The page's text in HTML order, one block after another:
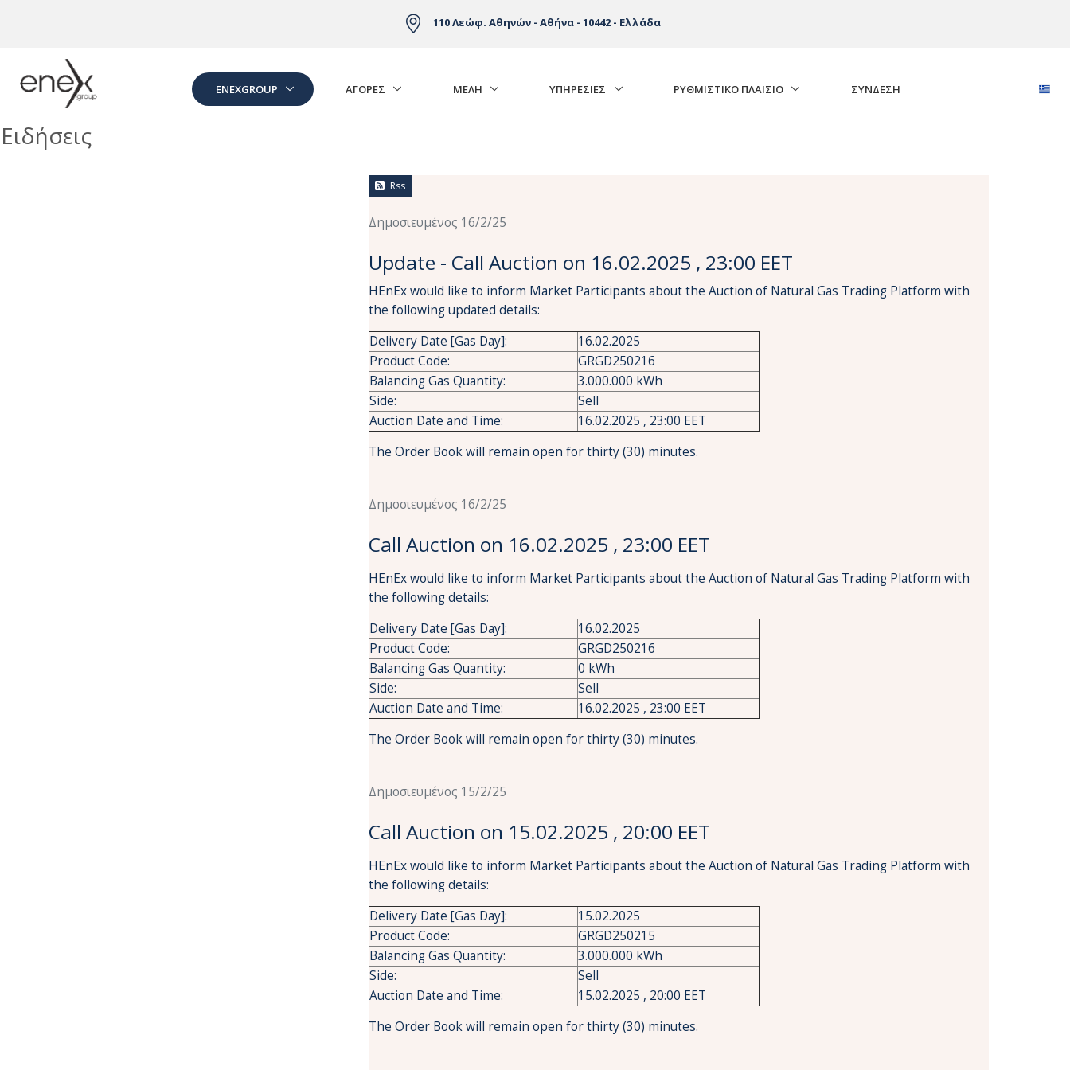
110 Λεώφ. Αθηνών - Αθήνα - 10442 - Ελλάδα
ENEXGROUP ΑΓΟΡΈΣ ΜΕΛΗ ΥΠΗΡΕΣΙΕΣ ΡΥΘΜΙΣΤΙΚΟ ΠΛΑΙΣΙΟ ΣΎΝΔΕΣΗ
Ειδήσεις
Rss
Δημοσιευμένος 16/2/25
Update - Call Auction on 16.02.2025 , 23:00 EET
HEnEx would like to inform Market Participants about the Auction of Natural Gas Trading Platform with
the following updated details:
Delivery Date [Gas Day]:
16.02.2025
Product Code:
GRGD250216
Balancing Gas Quantity:
3.000.000 kWh
Side:
Sell
Auction Date and Time:
16.02.2025 , 23:00 EET
The Order Book will remain open for thirty (30) minutes.
Δημοσιευμένος 16/2/25
Call Auction on 16.02.2025 , 23:00 EET
HEnEx would like to inform Market Participants about the Auction of Natural Gas Trading Platform with
the following details:
Delivery Date [Gas Day]:
16.02.2025
Product Code:
GRGD250216
Balancing Gas Quantity:
0 kWh
Side:
Sell
Auction Date and Time:
16.02.2025 , 23:00 EET
The Order Book will remain open for thirty (30) minutes.
Δημοσιευμένος 15/2/25
Call Auction on 15.02.2025 , 20:00 EET
HEnEx would like to inform Market Participants about the Auction of Natural Gas Trading Platform with
the following details:
Delivery Date [Gas Day]:
15.02.2025
Product Code:
GRGD250215
Balancing Gas Quantity:
3.000.000 kWh
Side:
Sell
Auction Date and Time:
15.02.2025 , 20:00 EET
The Order Book will remain open for thirty (30) minutes.